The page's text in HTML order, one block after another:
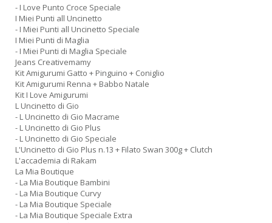
- I Love Punto Croce Speciale
I Miei Punti all Uncinetto
- I Miei Punti all Uncinetto Speciale
I Miei Punti di Maglia
- I Miei Punti di Maglia Speciale
Jeans Creativemamy
Kit Amigurumi Gatto + Pinguino + Coniglio
Kit Amigurumi Renna + Babbo Natale
Kit I Love Amigurumi
L Uncinetto di Gio
- L Uncinetto di Gio Macrame
- L Uncinetto di Gio Plus
- L Uncinetto di Gio Speciale
L'Uncinetto di Gio Plus n.13 + Filato Swan 300g + Clutch
L'accademia di Rakam
La Mia Boutique
- La Mia Boutique Bambini
- La Mia Boutique Curvy
- La Mia Boutique Speciale
- La Mia Boutique Speciale Extra